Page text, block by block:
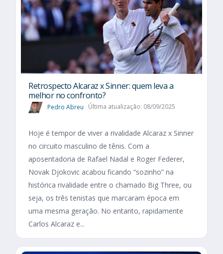
Retrospecto Alcaraz x Sinner: quem leva a
melhor no confronto?
Pedro Abreu Última atualização: 08/09/2025
Hoje é tempor de viver a rivalidade Alcaraz x Sinner
no circuito masculino de tênis. Com a
aposentadoria de Rafael Nadal e Roger Federer,
Novak Djokovic acabou ficando “sozinho” na
histórica rivalidade entre o chamado Big Three, ou
seja, os três tenistas que marcaram época em
uma mesma geração. No entanto, rapidamente
Carlos Alcaraz e...